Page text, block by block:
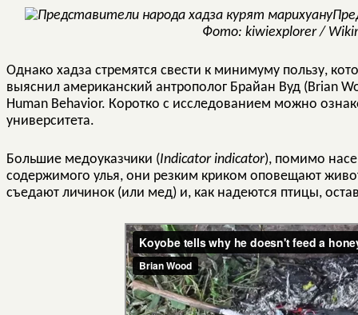
Фото: kiwiexplorer /
Однако хадза стремятся свести к минимуму пользу,
выяснил американский антрополог Брайан Вуд (Brian
Human Behavior. Коротко с исследованием можно
университета.
Большие медоуказчики (Indicator indicator), помимо
содержимого улья, они резким криком оповещают
съедают личинок (или мед) и, как надеются птицы,